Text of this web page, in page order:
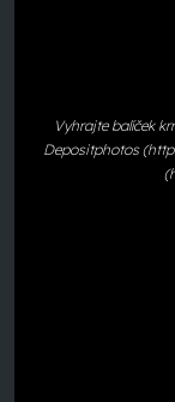
Vyhrajte balíček
Depositphotos